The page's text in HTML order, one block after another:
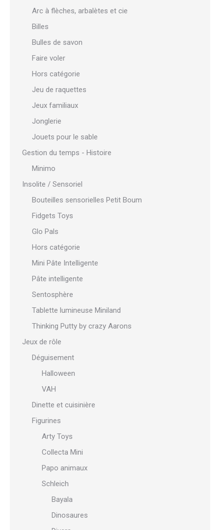
Arc à flèches, arbalètes et cie
Billes
Bulles de savon
Faire voler
Hors catégorie
Jeu de raquettes
Jeux familiaux
Jonglerie
Jouets pour le sable
Gestion du temps - Histoire
Minimo
Insolite / Sensoriel
Bouteilles sensorielles Petit Boum
Fidgets Toys
Glo Pals
Hors catégorie
Mini Pâte Intelligente
Pâte intelligente
Sentosphère
Tablette lumineuse Miniland
Thinking Putty by crazy Aarons
Jeux de rôle
Déguisement
Halloween
VAH
Dinette et cuisinière
Figurines
Arty Toys
Collecta Mini
Papo animaux
Schleich
Bayala
Dinosaures